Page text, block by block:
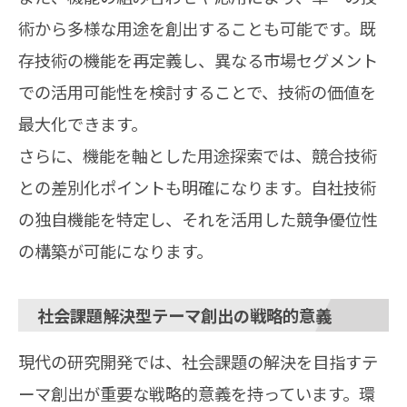
術から多様な用途を創出することも可能です。既
存技術の機能を再定義し、異なる市場セグメント
での活用可能性を検討することで、技術の価値を
最大化できます。
さらに、機能を軸とした用途探索では、競合技術
との差別化ポイントも明確になります。自社技術
の独自機能を特定し、それを活用した競争優位性
の構築が可能になります。
社会課題解決型テーマ創出の戦略的意義
現代の研究開発では、社会課題の解決を目指すテ
ーマ創出が重要な戦略的意義を持っています。環